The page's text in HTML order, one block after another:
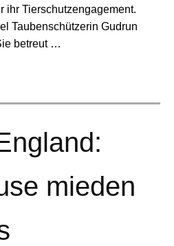
ihr Tierschutzengagement.
Taubenschützerin Gudrun
betreut …
mieden